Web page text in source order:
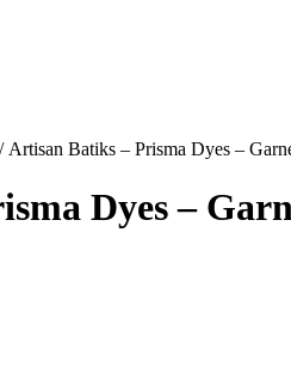
/ Artisan Batiks – Prisma Dyes –
Dyes –